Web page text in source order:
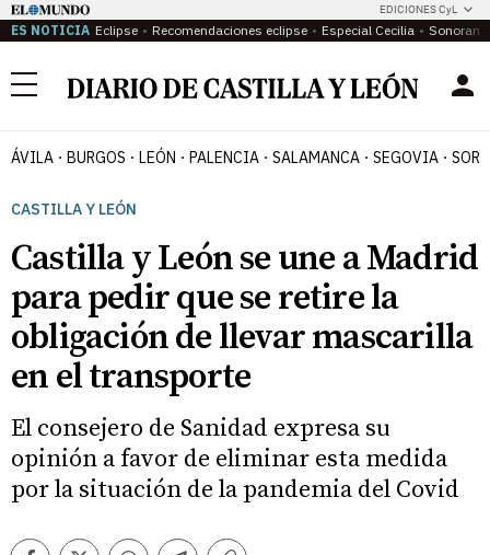
EDICIONES CyL
ES NOTICIA Eclipse Recomendaciones eclipse Especial Cecilia
Menú
ÁVILA BURGOS LEÓN PALENCIA SALAMANCA SEGOVIA
CASTILLA Y LEÓN
Castilla y León se une a Madrid
para pedir que se retire la
obligación de llevar mascarilla
en el transporte
El consejero de Sanidad expresa su
opinión a favor de eliminar esta medida
por la situación de la pandemia del Covid